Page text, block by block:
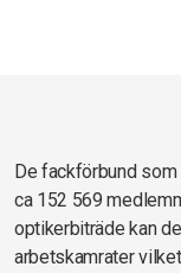
De fackförbund
ca 152 569
optikerbiträde kan
arbetskamrater